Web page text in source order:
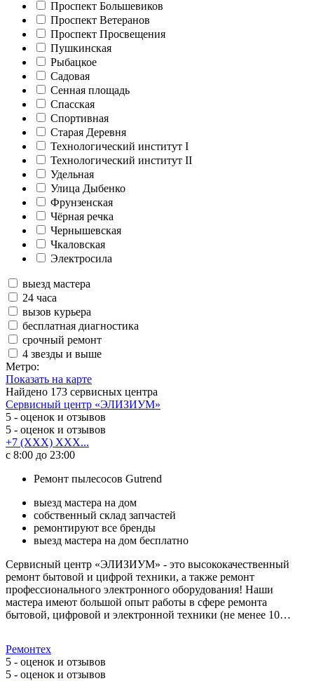
Проспект Большевиков
Проспект Ветеранов
Проспект Просвещения
Пушкинская
Рыбацкое
Садовая
Сенная площадь
Спасская
Спортивная
Старая Деревня
Технологический институт I
Технологический институт II
Удельная
Улица Дыбенко
Фрунзенская
Чёрная речка
Чернышевская
Чкаловская
Электросила
выезд мастера
24 часа
вызов курьера
бесплатная диагностика
срочный ремонт
4 звезды и выше
Метро:
Показать на карте
Найдено 173 сервисных центра
Сервисный центр «ЭЛИЗИУМ»
5 - оценок и отзывов
5 - оценок и отзывов
+7 (XXX) XXX...
с 8:00 до 23:00
Ремонт пылесосов Gutrend
выезд мастера на дом
собственный склад запчастей
ремонтируют все бренды
выезд мастера на дом бесплатно
Сервисный центр «ЭЛИЗИУМ» - это высококачественный
ремонт бытовой и цифрой техники, а также ремонт
профессионального электронного оборудования! Наши
мастера имеют большой опыт работы в сфере ремонта
бытовой, цифровой и электронной техники (не менее 10…
Ремонтех
5 - оценок и отзывов
5 - оценок и отзывов